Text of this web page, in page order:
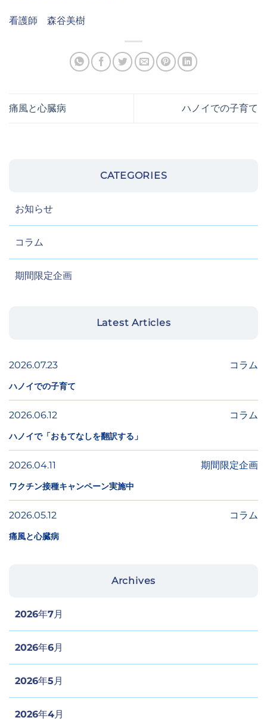
CATEGORIES
お知らせ
コラム
期間限定企画
Latest Articles
2026.07.23 コラム
ハノイでの子育て
2026.06.12 コラム
ハノイで「おもてなしを翻訳する」
2026.04.11 期間限定企画
ワクチン接種キャンペーン実施中
2026.05.12 コラム
痛風と心臓病
Archives
2026年7月
2026年6月
2026年5月
2026年4月
看護師 森谷美樹
痛風と心臓病 ハノイでの子育て
時間
保険番号
メッセージ
本日を含め、3日後以降の日付をお選びくださ
い。お急ぎの方は、お電話にて直接ご連絡くださ
い。
※ご希望の予約日時をご選択いただいても、確定
ではありません。
整のうえ、正式にご連絡いたします。